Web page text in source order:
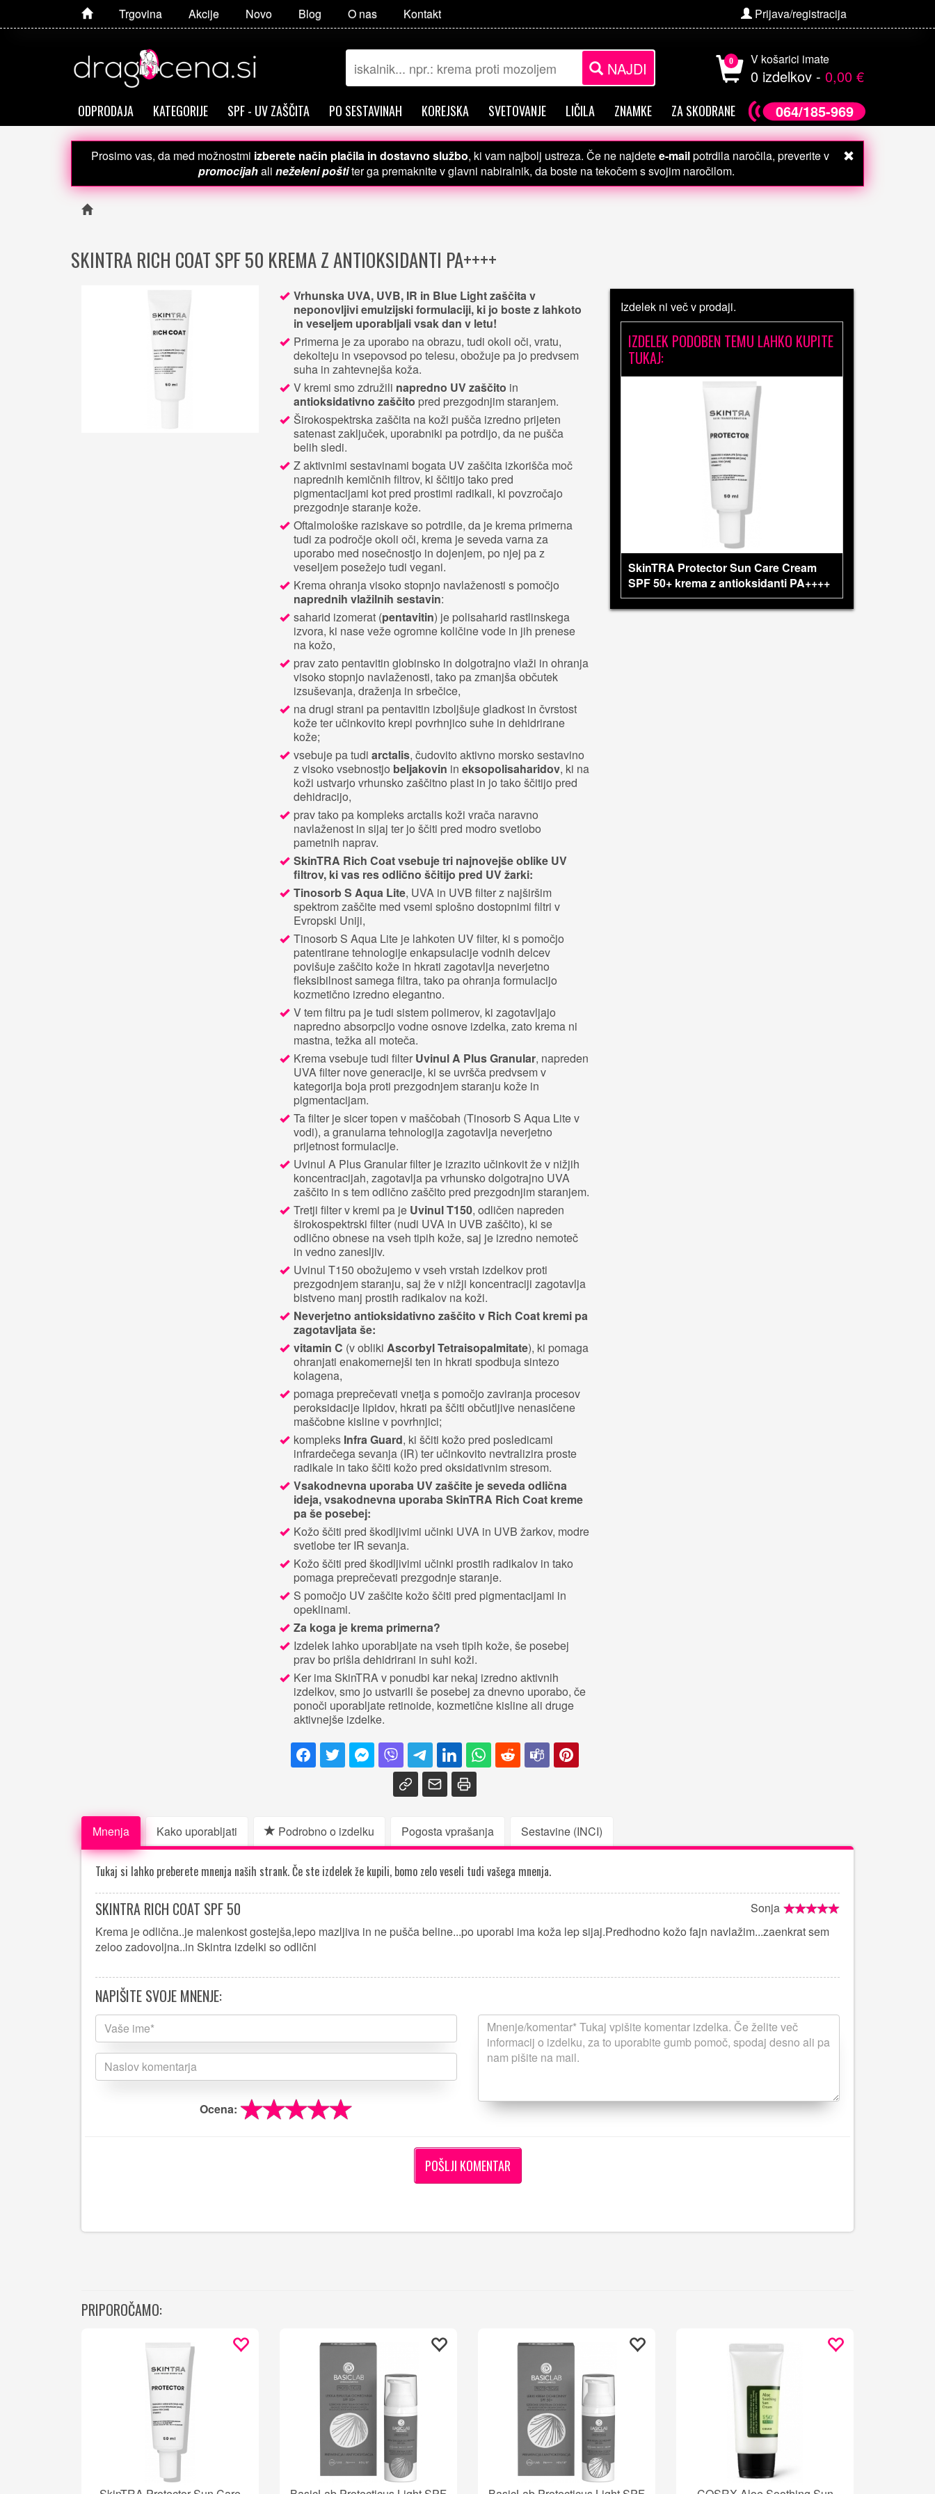
Trgovina Akcije Novo Blog O nas Kontakt Prijava/registracija
NAJDI 0 V košarici imate
0 izdelkov - 0,00 €
ODPRODAJA KATEGORIJE SPF - UV ZAŠČITA PO SESTAVINAH KOREJSKA SVETOVANJE LIČILA ZNAMKE ZA SKODRANE 064/185-969
Prosimo vas, da med možnostmi izberete način plačila in dostavno službo, ki vam najbolj ustreza. Če ne najdetee-mailpotrdila naročila, preverite v
promocijahali neželeni poštiter ga premaknite v glavni nabiralnik, da boste na tekočem s svojim naročilom.
SKINTRA RICH COAT SPF 50 KREMA Z ANTIOKSIDANTI PA++++
Vrhunska UVA, UVB, IR in Blue Light zaščita v
neponovljivi emulzijski formulaciji, ki jo boste z lahkoto
in veseljem uporabljali vsak dan v letu!
Primerna je za uporabo na obrazu, tudi okoli oči, vratu,
dekolteju in vsepovsod po telesu, obožuje pa jo predvsem
suha in zahtevnejša koža.
V kremi smo združili napredno UV zaščito in
antioksidativno zaščito pred prezgodnjim staranjem.
Širokospektrska zaščita na koži pušča izredno prijeten
satenast zaključek, uporabniki pa potrdijo, da ne pušča
belih sledi.
Z aktivnimi sestavinami bogata UV zaščita izkorišča moč
naprednih kemičnih filtrov, ki ščitijo tako pred
pigmentacijami kot pred prostimi radikali, ki povzročajo
prezgodnje staranje kože.
Oftalmološke raziskave so potrdile, da je krema primerna
tudi za področje okoli oči, krema je seveda varna za
uporabo med nosečnostjo in dojenjem, po njej pa z
veseljem posežejo tudi vegani.
Krema ohranja visoko stopnjo navlaženosti s pomočjo
naprednih vlažilnih sestavin:
saharid izomerat (pentavitin) je polisaharid rastlinskega
izvora, ki nase veže ogromne količine vode in jih prenese
na kožo,
prav zato pentavitin globinsko in dolgotrajno vlaži in ohranja
visoko stopnjo navlaženosti, tako pa zmanjša občutek
izsuševanja, draženja in srbečice,
na drugi strani pa pentavitin izboljšuje gladkost in čvrstost
kože ter učinkovito krepi povrhnjico suhe in dehidrirane
kože;
vsebuje pa tudi arctalis, čudovito aktivno morsko sestavino
z visoko vsebnostjo beljakovin in eksopolisaharidov, ki na
koži ustvarjo vrhunsko zaščitno plast in jo tako ščitijo pred
dehidracijo,
prav tako pa kompleks arctalis koži vrača naravno
navlaženost in sijaj ter jo ščiti pred modro svetlobo
pametnih naprav.
SkinTRA Rich Coat vsebuje tri najnovejše oblike UV
filtrov, ki vas res odlično ščitijo pred UV žarki:
Tinosorb S Aqua Lite, UVA in UVB filter z najširšim
spektrom zaščite med vsemi splošno dostopnimi filtri v
Evropski Uniji,
Tinosorb S Aqua Lite je lahkoten UV filter, ki s pomočjo
patentirane tehnologije enkapsulacije vodnih delcev
povišuje zaščito kože in hkrati zagotavlja neverjetno
fleksibilnost samega filtra, tako pa ohranja formulacijo
kozmetično izredno elegantno.
V tem filtru pa je tudi sistem polimerov, ki zagotavljajo
napredno absorpcijo vodne osnove izdelka, zato krema ni
mastna, težka ali moteča.
Krema vsebuje tudi filter Uvinul A Plus Granular, napreden
UVA filter nove generacije, ki se uvršča predvsem v
kategorija boja proti prezgodnjem staranju kože in
pigmentacijam.
Ta filter je sicer topen v maščobah (Tinosorb S Aqua Lite v
vodi), a granularna tehnologija zagotavlja neverjetno
prijetnost formulacije.
Uvinul A Plus Granular filter je izrazito učinkovit že v nižjih
koncentracijah, zagotavlja pa vrhunsko dolgotrajno UVA
zaščito in s tem odlično zaščito pred prezgodnjim staranjem.
Tretji filter v kremi pa je Uvinul T150, odličen napreden
širokospektrski filter (nudi UVA in UVB zaščito), ki se
odlično obnese na vseh tipih kože, saj je izredno nemoteč
in vedno zanesljiv.
Uvinul T150 obožujemo v vseh vrstah izdelkov proti
prezgodnjem staranju, saj že v nižji koncentraciji zagotavlja
bistveno manj prostih radikalov na koži.
Neverjetno antioksidativno zaščito v Rich Coat kremi pa
zagotavljata še:
vitamin C (v obliki Ascorbyl Tetraisopalmitate), ki pomaga
ohranjati enakomernejši ten in hkrati spodbuja sintezo
kolagena,
pomaga preprečevati vnetja s pomočjo zaviranja procesov
peroksidacije lipidov, hkrati pa ščiti občutljive nenasičene
maščobne kisline v povrhnjici;
kompleks Infra Guard, ki ščiti kožo pred posledicami
infrardečega sevanja (IR) ter učinkovito nevtralizira proste
radikale in tako ščiti kožo pred oksidativnim stresom.
Vsakodnevna uporaba UV zaščite je seveda odlična
ideja, vsakodnevna uporaba SkinTRA Rich Coat kreme
pa še posebej:
Kožo ščiti pred škodljivimi učinki UVA in UVB žarkov, modre
svetlobe ter IR sevanja.
Kožo ščiti pred škodljivimi učinki prostih radikalov in tako
pomaga preprečevati prezgodnje staranje.
S pomočjo UV zaščite kožo ščiti pred pigmentacijami in
opeklinami.
Za koga je krema primerna?
Izdelek lahko uporabljate na vseh tipih kože, še posebej
prav bo prišla dehidrirani in suhi koži.
Ker ima SkinTRA v ponudbi kar nekaj izredno aktivnih
izdelkov, smo jo ustvarili še posebej za dnevno uporabo, če
ponoči uporabljate retinoide, kozmetične kisline ali druge
aktivnejše izdelke.
Izdelek ni več v prodaji.
IZDELEK PODOBEN TEMU LAHKO KUPITE
TUKAJ:
SkinTRA Protector Sun Care Cream
SPF 50+ krema z antioksidanti PA++++
Mnenja Kako uporabljati Podrobno o izdelku Pogosta vprašanja Sestavine (INCI)
Tukaj si lahko preberete mnenja naših strank. Če ste izdelek že kupili, bomo zelo veseli tudi vašega mnenja.
Sonja
SKINTRA RICH COAT SPF 50
Krema je odlična..je malenkost gostejša,lepo mazljiva in ne pušča beline...po uporabi ima koža lep sijaj.Predhodno kožo fajn navlažim...zaenkrat sem
zeloo zadovoljna..in Skintra izdelki so odlični
NAPIŠITE SVOJE MNENJE:
Ocena:
PRIPOROČAMO: